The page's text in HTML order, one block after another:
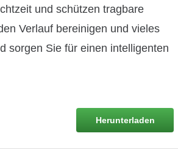
und schützen tragbare
Verlauf bereinigen und vieles
sorgen Sie für einen intelligenten
Herunterladen